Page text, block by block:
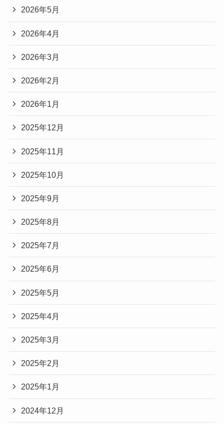
2026年5月
2026年4月
2026年3月
2026年2月
2026年1月
2025年12月
2025年11月
2025年10月
2025年9月
2025年8月
2025年7月
2025年6月
2025年5月
2025年4月
2025年3月
2025年2月
2025年1月
2024年12月